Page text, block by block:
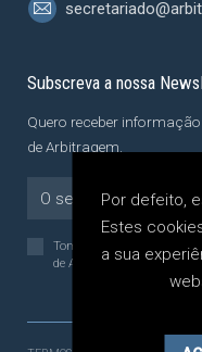
Subscreva a nossa
Quero receber
de Arbitragem.
Tomei conhecimento da
de Arbitragem, a qual li e
Por defeito,
Estes
a sua